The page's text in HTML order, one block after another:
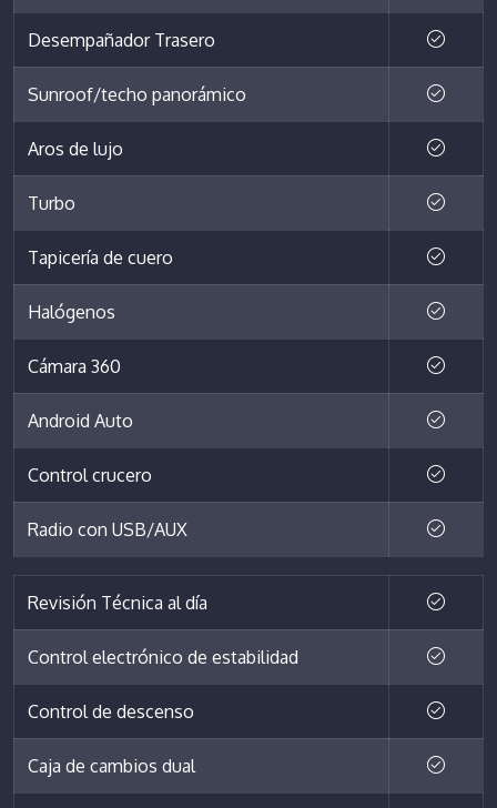
Desempañador Trasero
Sunroof/techo panorámico
Aros de lujo
Turbo
Tapicería de cuero
Halógenos
Cámara 360
Android Auto
Control crucero
Radio con USB/AUX
Revisión Técnica al día
Control electrónico de estabilidad
Control de descenso
Caja de cambios dual